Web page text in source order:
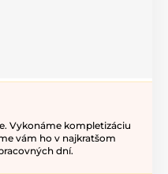
Vykonáme kompletizáciu
vám ho v najkratšom
dní.